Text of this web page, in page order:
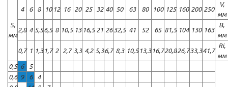
S,
мм
4 6 8 10 12 16 20 25 32 40 50 63 80 100 125 160 200 250
V,
мм
2,8 4 5,56,5 8 10,5 13 16,5 21 26 32,5 41 52 65 81,5 104 130 163
B,
мм
0,7 1 1,3 1,7 2 2,7 3,3 4,2 5,36,7 8,3 10,5 13,3 16,720,826,733,341,7
Ri,
мм
0,5 6
5
0,6
9 6
4